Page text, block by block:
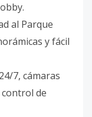
al Parque
y fácil
7, cámaras
de